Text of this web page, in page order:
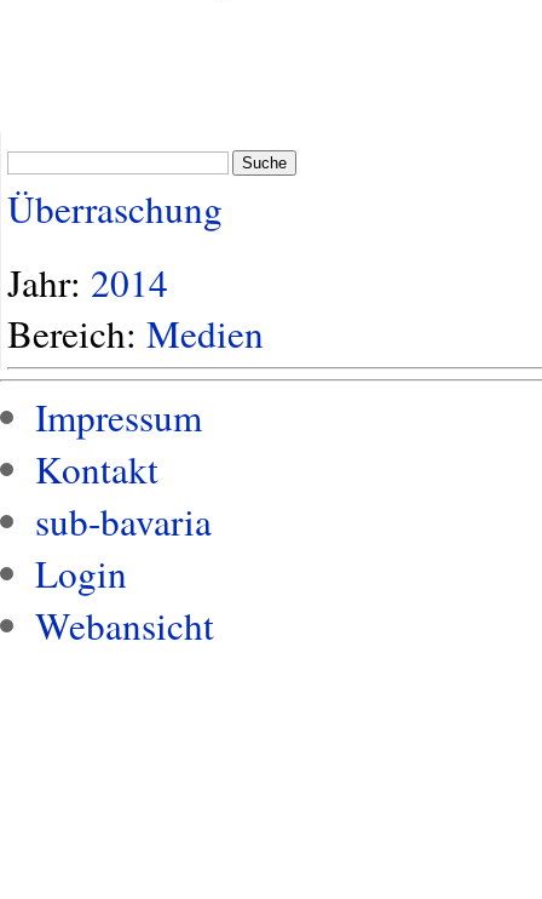
Suche
Überraschung
Jahr: 2014
Bereich: Medien
Impressum
Kontakt
sub-bavaria
Login
Webansicht